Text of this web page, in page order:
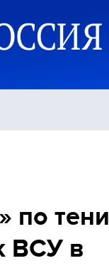
по тени
ВСУ в